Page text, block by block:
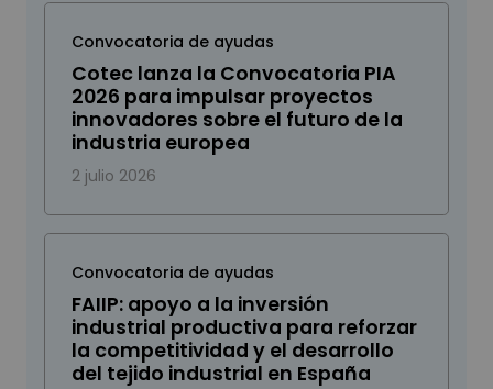
Convocatoria de ayudas
Cotec lanza la Convocatoria PIA
2026 para impulsar proyectos
innovadores sobre el futuro de la
industria europea
2 julio 2026
Convocatoria de ayudas
FAIIP: apoyo a la inversión
industrial productiva para reforzar
la competitividad y el desarrollo
del tejido industrial en España